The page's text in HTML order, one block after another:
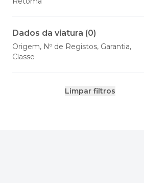
Dados da viatura (0)
Origem, Nº de Registos, Garantia,
Classe
Limpar filtros